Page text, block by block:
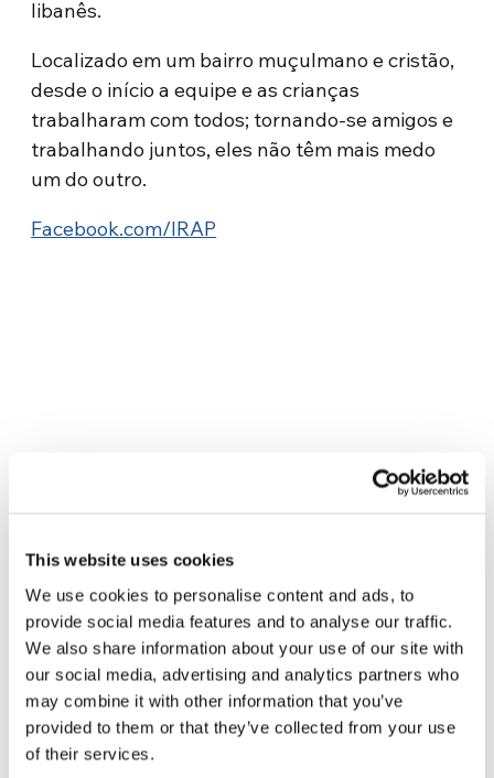
This website uses cookies
We use cookies to personalise content and ads, to
provide social media features and to analyse our traffic.
We also share information about your use of our site with
our social media, advertising and analytics partners who
may combine it with other information that you’ve
provided to them or that they’ve collected from your use
of their services.
libanês.
Localizado em um bairro muçulmano e cristão,
desde o início a equipe e as crianças
trabalharam com todos; tornando-se amigos e
trabalhando juntos, eles não têm mais medo
um do outro.
Facebook.com/IRAP
Nolan: Ulisses e a
necessidade de um novo
amanhecer
5 de agosto de 2026
Da América do Sul, três
histórias de ecologia, esporte
e saúde
30 de julho de 2026